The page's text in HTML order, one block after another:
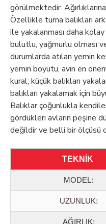
görülmektedir.
Özellikle turna balıkları
ile yakalanması daha kolay
bulutlu, yağmurlu olması
durumlarda atılan yemin
yemin boyutu, avın en
kural; küçük balıkları
balıkları yakalamak için
Balıklar çoğunlukla
gördükleri avların peşine
değildir ve belli bir ölçüsü
TEKNİK
MODEL:
UZUNLUK:
AĞIRLIK: